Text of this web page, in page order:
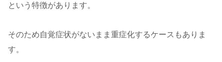
という特徴があります。
そのため自覚症状がないまま重症化するケースもありま
す。